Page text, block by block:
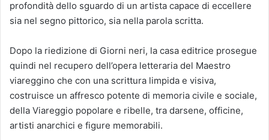
profondità dello sguardo di un artista capace di eccellere
sia nel segno pittorico, sia nella parola scritta.
Dopo la riedizione di Giorni neri, la casa editrice prosegue
quindi nel recupero dell’opera letteraria del Maestro
viareggino che con una scrittura limpida e visiva,
costruisce un affresco potente di memoria civile e sociale,
della Viareggio popolare e ribelle, tra darsene, officine,
artisti anarchici e figure memorabili.